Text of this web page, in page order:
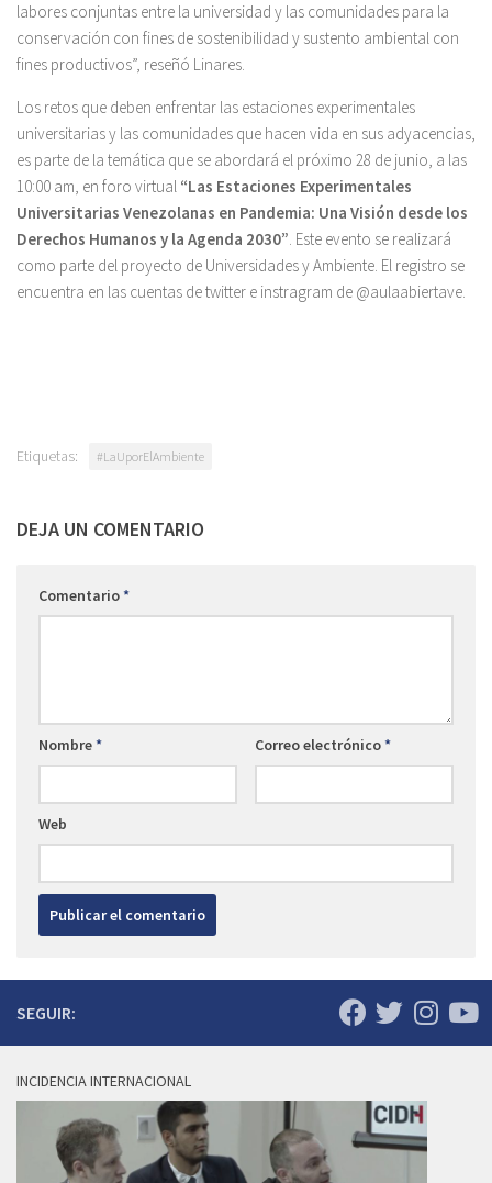
labores conjuntas entre la universidad y las comunidades para la
conservación con fines de sostenibilidad y sustento ambiental con
fines productivos”, reseñó Linares.
Los retos que deben enfrentar las estaciones experimentales
universitarias y las comunidades que hacen vida en sus adyacencias,
es parte de la temática que se abordará el próximo 28 de junio, a las
10:00 am, en foro virtual “Las Estaciones Experimentales
Universitarias Venezolanas en Pandemia: Una Visión desde los
Derechos Humanos y la Agenda 2030”. Este evento se realizará
como parte del proyecto de Universidades y Ambiente. El registro se
encuentra en las cuentas de twitter e instragram de @aulaabiertave.
Etiquetas: #LaUporElAmbiente
DEJA UN COMENTARIO
Comentario*
Nombre* Correo electrónico*
Web
SEGUIR:
INCIDENCIA INTERNACIONAL